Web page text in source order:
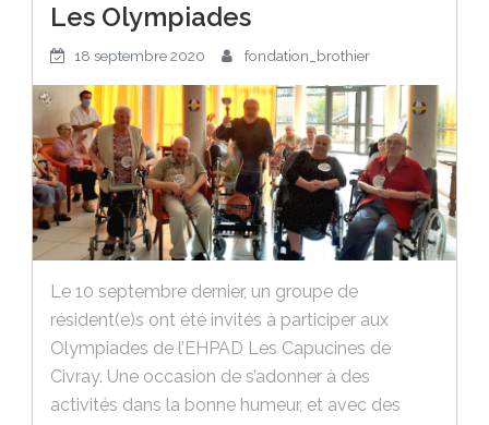
Les Olympiades
18 septembre 2020 fondation_brothier
Le 10 septembre dernier, un groupe de
résident(e)s ont été invités à participer aux
Olympiades de l’EHPAD Les Capucines de
Civray. Une occasion de s’adonner à des
activités dans la bonne humeur, et avec des